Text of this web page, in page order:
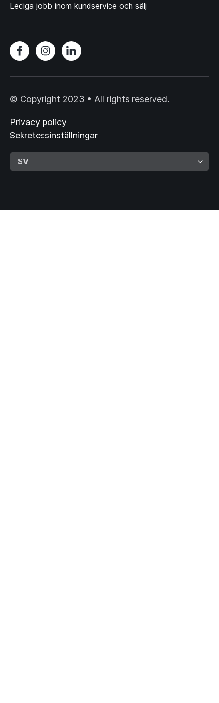
Lediga jobb inom kundservice och sälj
© Copyright 2023 • All rights reserved.
Privacy policy
Sekretessinställningar
SV